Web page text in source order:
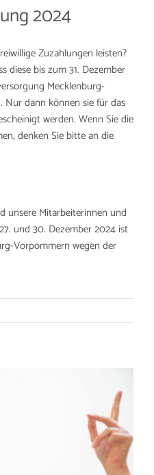
2024
Zuzahlungen leisten?
diese bis zum 31. Dezember
Mecklenburg-
Nur dann können sie für das
werden. Wenn Sie die
denken Sie bitte an die
unsere Mitarbeiterinnen und
und 30. Dezember 2024 ist
Vorpommern wegen der